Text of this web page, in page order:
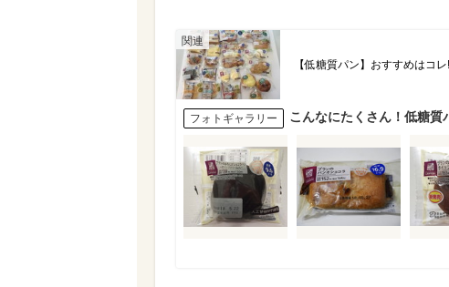
【低糖質パン】おすすめはコ
フォトギャラリー こんなにたくさん！低糖質